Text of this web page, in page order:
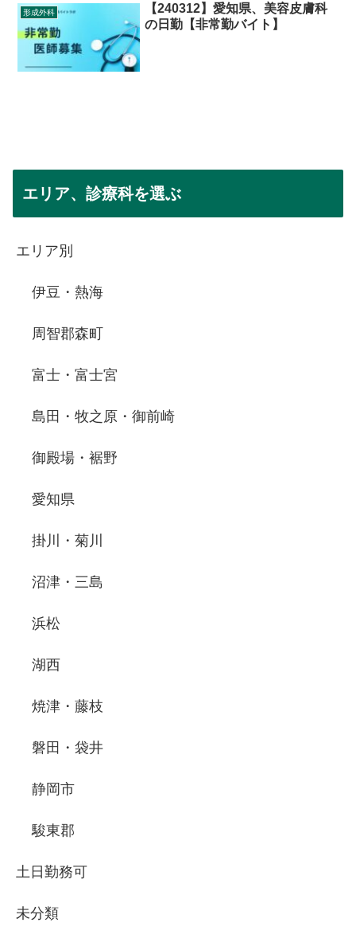
形成外科
【240312】愛知県、美容皮膚科
の日勤【非常勤バイト】
エリア、診療科を選ぶ
エリア別
伊豆・熱海
周智郡森町
富士・富士宮
島田・牧之原・御前崎
御殿場・裾野
愛知県
掛川・菊川
沼津・三島
浜松
湖西
焼津・藤枝
磐田・袋井
静岡市
駿東郡
土日勤務可
未分類